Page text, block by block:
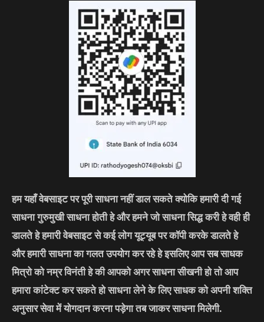
हम यहाँ वेबसाइट पर पूरी साधना नहीं डाल सकते क्योकि हमारी दी गई
साधना गुरुमुखी साधना होती हे और हमने जो साधना सिद्ध करी हे वही ही
डालते हे हमारी वेबसाइट से कई लोग यूट्यूब पर कॉपी करके डालते हे
और हमारी साधना का गलत उपयोग कर रहे हे इसलिए आप सब साधक
मित्रो को नम्र विनंती हे की आपको अगर साधना सीखनी हो तो आप
हमारा कांटेक्ट कर सकते हो साधना लेने के लिए साधक को अपनी शक्ति
अनुसार सेवा में योगदान करना पड़ेगा तब जाकर साधना मिलेगी.